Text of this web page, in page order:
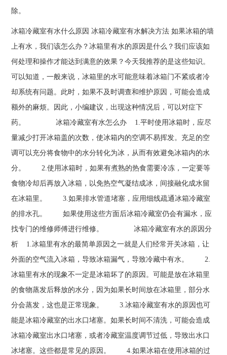
除。
冰箱冷藏室有水什么原因 冰箱冷藏室有水解决方法 如果冰箱的墙
上有水，我们该怎么办？冰箱里有水的原因是什么？我们应该如
何处理和操作才能达到满意的效果？今天我推荐的是这些知识。
可以知道，一般来说，冰箱里的水可能意味着冰箱门不紧或者冷
却系统有问题。此时，如果不及时调查和维护原因，可能会造成
额外的麻烦。因此，小编建议，出现这种情况后，可以对症下
药。 冰箱冷藏室有水怎么办 1.平时使用冰箱时，应尽
量减少打开冰箱盖的次数，使冰箱内的空调不易挥发。充足的空
调可以充分将食物中的水分转化为冰，从而有效避免冰箱内的水
分。 2.使用冰箱时，如果有煮熟的热食需要冷冻，一定要等
食物冷却后再放入冰箱，以免热空气凝结成冰，间接融化成水留
在冰箱里。 3.如果排水管道堵塞，应用细线疏通冰箱冷藏室
的排水孔。 如果使用这些方面后冰箱冷藏室仍会有漏水，应
找专门的维修师傅进行维修。 冰箱冷藏室有水的原因分
析 1.冰箱里有水的最简单原因之一就是人们经常开关冰箱，让
外面的空气流入冰箱，导致冰箱漏气，导致冷藏中有水。 2.
冰箱里有水的现象不一定是冰箱坏了的原因。可能是放在冰箱里
的食物蒸发后释放的水分，因为如果长时间放在冰箱里，部分水
分会蒸发，这也是正常现象。 3.冰箱冷藏室有水的原因也可
能是冰箱冷藏室的出水口堵塞。如果长时间不清洗，可能会造成
冰箱冷藏室出水口堵塞，或者冷藏室温度调节过低，导致出水口
冰堵塞。这些都是常见的原因。 4.如果冰箱在使用冰箱的过